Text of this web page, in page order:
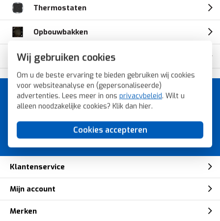
Wij gebruiken cookies
Om u de beste ervaring te bieden gebruiken wij cookies
voor websiteanalyse en (gepersonaliseerde)
advertenties. Lees meer in ons privacybeleid. Wilt u
alleen noodzakelijke cookies? Klik dan hier.
Cookies accepteren
Thermostaten
Opbouwbakken
Opbouwbak
A-merk schakelmateriaal voor
de laagste prijs.
Bestel snel, veilig en eenvoudig bij
Voordeligschakelmateriaal.nl.
Klantenservice
Mijn account
Merken